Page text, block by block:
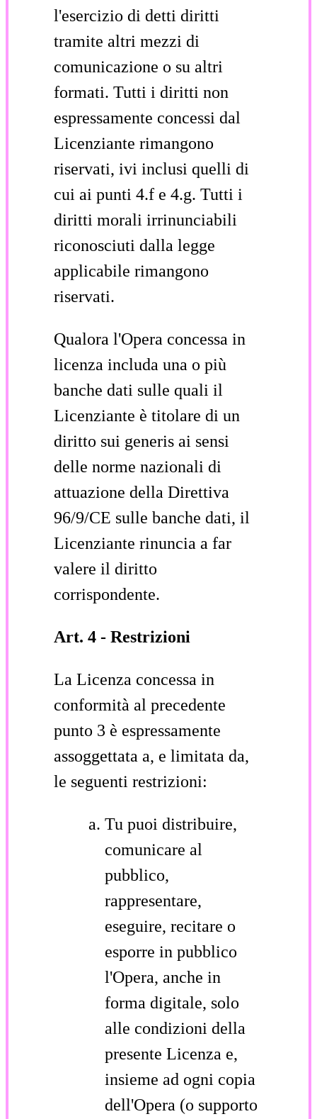
l'esercizio di detti diritti
tramite altri mezzi di
comunicazione o su altri
formati. Tutti i diritti non
espressamente concessi dal
Licenziante rimangono
riservati, ivi inclusi quelli di
cui ai punti 4.f e 4.g. Tutti i
diritti morali irrinunciabili
riconosciuti dalla legge
applicabile rimangono
riservati.
Qualora l'Opera concessa in
licenza includa una o più
banche dati sulle quali il
Licenziante è titolare di un
diritto sui generis ai sensi
delle norme nazionali di
attuazione della Direttiva
96/9/CE sulle banche dati, il
Licenziante rinuncia a far
valere il diritto
corrispondente.
Art. 4 - Restrizioni
La Licenza concessa in
conformità al precedente
punto 3 è espressamente
assoggettata a, e limitata da,
le seguenti restrizioni:
Tu puoi distribuire,
comunicare al
pubblico,
rappresentare,
eseguire, recitare o
esporre in pubblico
l'Opera, anche in
forma digitale, solo
alle condizioni della
presente Licenza e,
insieme ad ogni copia
dell'Opera (o supporto